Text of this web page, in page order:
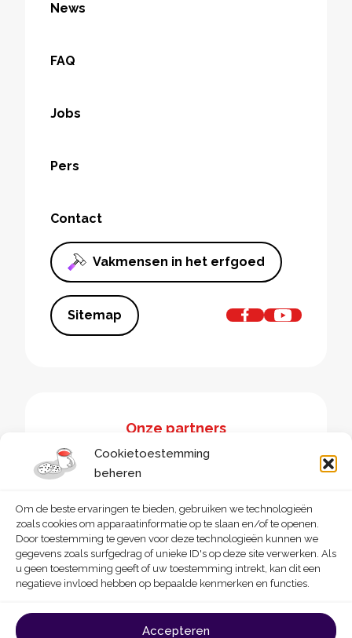
Cookietoestemming
beheren
Om de beste ervaringen te bieden, gebruiken we technologieën
zoals cookies om apparaatinformatie op te slaan en/of te openen.
Door toestemming te geven voor deze technologieën kunnen we
gegevens zoals surfgedrag of unieke ID's op deze site verwerken. Als
u geen toestemming geeft of uw toestemming intrekt, kan dit een
negatieve invloed hebben op bepaalde kenmerken en functies.
Accepteren
News
FAQ
Jobs
Pers
Contact
Vakmensen in het erfgoed
Sitemap
Onze partners
love